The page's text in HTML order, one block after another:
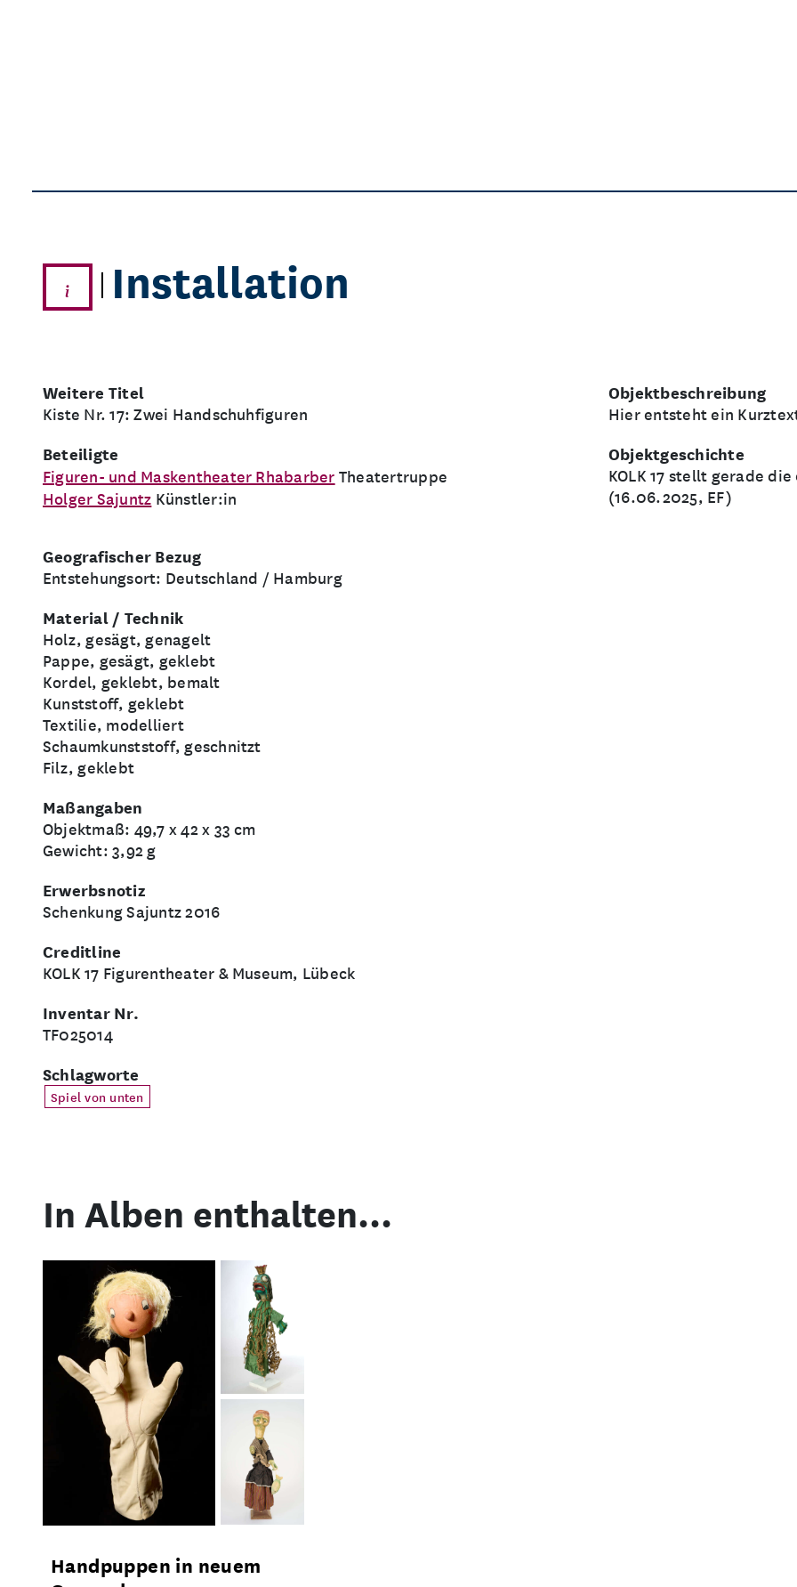
Installation
Weitere Titel
Kiste Nr. 17: Zwei Handschuhfiguren
Beteiligte
Figuren- und Maskentheater RhabarberTheatertruppe
Holger Sajuntz Künstler:in
Geografischer Bezug
Entstehungsort: Deutschland / Hamburg
Material / Technik
Holz, gesägt, genagelt
Pappe, gesägt, geklebt
Kordel, geklebt, bemalt
Kunststoff, geklebt
Textilie, modelliert
Schaumkunststoff, geschnitzt
Filz, geklebt
Maßangaben
Objektmaß: 49,7 x 42 x 33 cm
Gewicht: 3,92 g
Erwerbsnotiz
Schenkung Sajuntz 2016
Creditline
KOLK 17 Figurentheater & Museum, Lübeck
Inventar Nr.
TF025014
Schlagworte
Spiel von unten
Objektbeschreibung
Hier entsteht ein
Objektgeschichte
KOLK 17 stellt gerade
(16.06.2025, EF)
In Alben enthalten...
Handpuppen in neuem